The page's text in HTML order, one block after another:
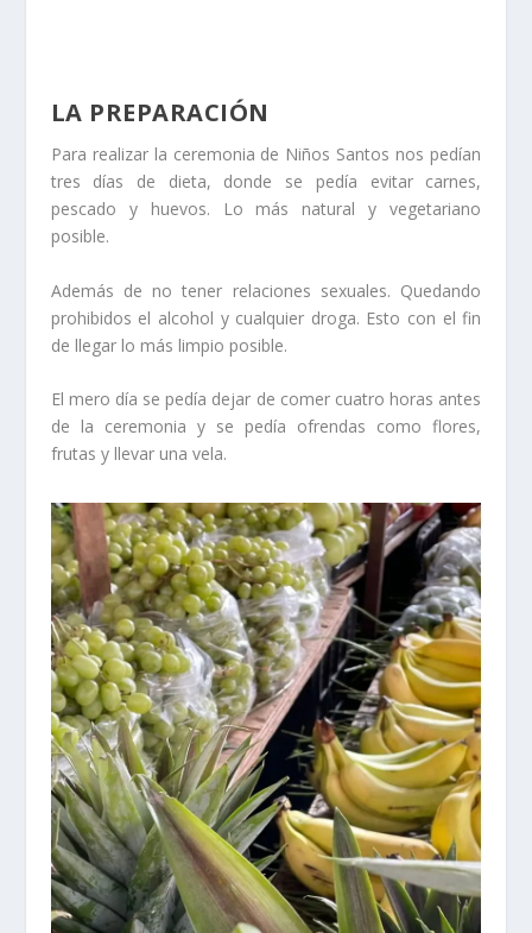
LA PREPARACIÓN
Para realizar la ceremonia de Niños Santos nos pedían
tres días de dieta, donde se pedía evitar carnes,
pescado y huevos. Lo más natural y vegetariano
posible.
Además de no tener relaciones sexuales. Quedando
prohibidos el alcohol y cualquier droga. Esto con el fin
de llegar lo más limpio posible.
El mero día se pedía dejar de comer cuatro horas antes
de la ceremonia y se pedía ofrendas como flores,
frutas y llevar una vela.